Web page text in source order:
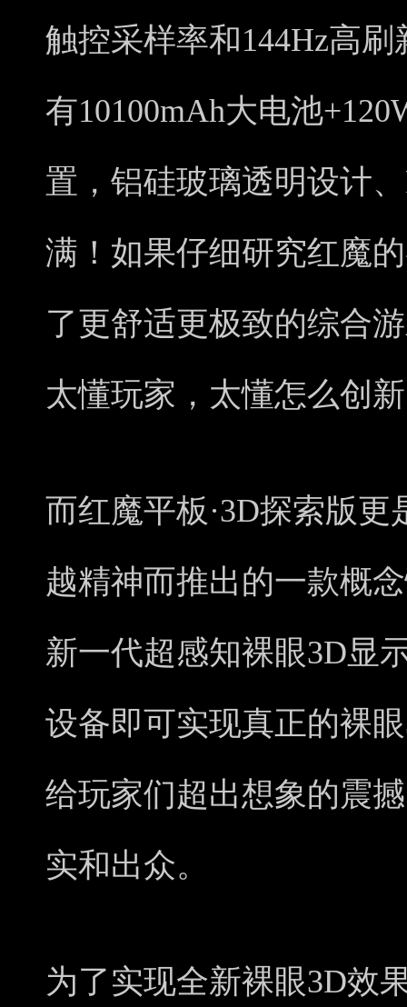
触控采样率和144Hz高
有10100mAh大电池
置，铝硅玻璃透明设计
满！如果仔细研究红魔
了更舒适更极致的综合
太懂玩家，太懂怎么创
而红魔平板·3D探索版
越精神而推出的一款概
新一代超感知裸眼3D显
设备即可实现真正的裸
给玩家们超出想象的震
实和出众。
为了实现全新裸眼3D效